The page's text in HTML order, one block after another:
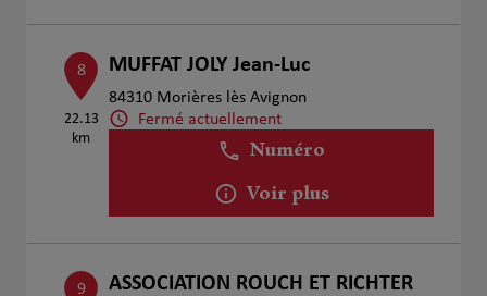
8
22.13
km
MUFFAT JOLY Jean-Luc
84310 Morières lès Avignon
Fermé actuellement
Numéro
Voir plus
9 ASSOCIATION ROUCH ET RICHTER